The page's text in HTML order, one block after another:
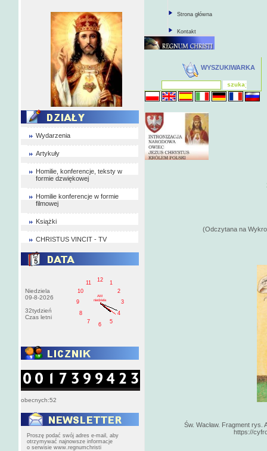
Wydarzenia
Artykuły
Homilie, konferencje, teksty w
formie dzwiękowej
Homilie konferencje w formie
filmowej
Książki
CHRISTUS VINCIT - TV
Niedziela
09-8-2026
32tydzień
Czas letni
1
2
3
4
5
6
7
8
9
10
11
12
AM
niedziela
obecnych:52
Proszę podać swój adres e-mail, aby
otrzymywać najnowsze informacje
o serwisie www.regnumchristi
Strona główna
Kontakt
WYSZUKIWARKA
(Odczytana na
Św. Wacław. Fragment
https://